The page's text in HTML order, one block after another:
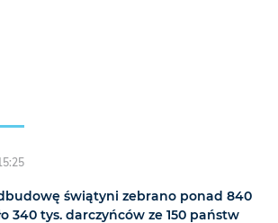
świątyni zebrano ponad 840
340 tys. darczyńców ze 150 państw